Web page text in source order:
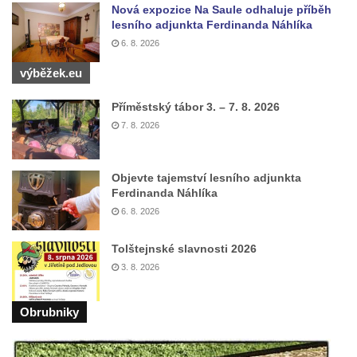
Chlumu
Kříž jižně od Prysku
Boží muka svatého Floriána v Mezné
Čechách
Kříž u kostela Zvěstování Panny Marie v
Duchcově
Údajný kříž před kostelem svatých Petra a
Pavla v Jeníkově
Kříž na návsi v Jeníkově
Kříž na křižovatce v Teplické ulici v Lahošti
Kříž U Pěti lip na pastvině severovýchodně
od Mikulášovic
Mikulášovicích
Nová expozice Na Saule odhaluje příběh
lesního adjunkta Ferdinanda Náhlíka
6. 8. 2026
výběžek.eu
Příměstský tábor 3. – 7. 8. 2026
7. 8. 2026
Objevte tajemství lesního adjunkta
Ferdinanda Náhlíka
6. 8. 2026
Tolštejnské slavnosti 2026
3. 8. 2026
Obrubniky